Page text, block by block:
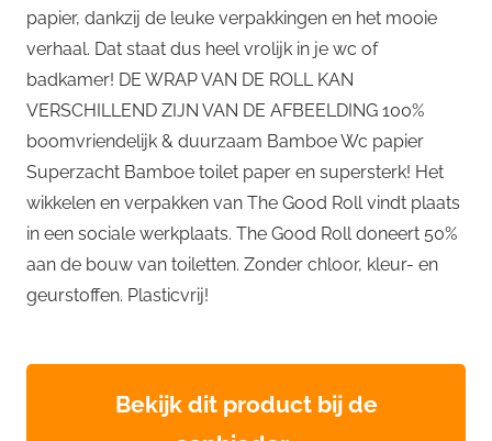
papier, dankzij de leuke verpakkingen en het mooie
verhaal. Dat staat dus heel vrolijk in je wc of
badkamer! DE WRAP VAN DE ROLL KAN
VERSCHILLEND ZIJN VAN DE AFBEELDING 100%
boomvriendelijk & duurzaam Bamboe Wc papier
Superzacht Bamboe toilet paper en supersterk! Het
wikkelen en verpakken van The Good Roll vindt plaats
in een sociale werkplaats. The Good Roll doneert 50%
aan de bouw van toiletten. Zonder chloor, kleur- en
geurstoffen. Plasticvrij!
Bekijk dit product bij de